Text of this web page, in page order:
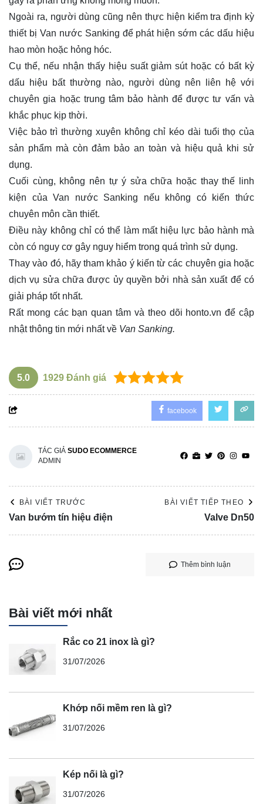
Ngoài ra, người dùng cũng nên thực hiện kiểm tra định kỳ
thiết bị Van nước Sanking để phát hiện sớm các dấu hiệu
hao mòn hoặc hỏng hóc.
Cụ thể, nếu nhận thấy hiệu suất giảm sút hoặc có bất kỳ
dấu hiệu bất thường nào, người dùng nên liên hệ với
chuyên gia hoặc trung tâm bảo hành để được tư vấn và
khắc phục kịp thời.
Việc bảo trì thường xuyên không chỉ kéo dài tuổi thọ của
sản phẩm mà còn đảm bảo an toàn và hiệu quả khi sử
dụng.
Cuối cùng, không nên tự ý sửa chữa hoặc thay thế linh
kiện của Van nước Sanking nếu không có kiến thức
chuyên môn cần thiết.
Điều này không chỉ có thể làm mất hiệu lực bảo hành mà
còn có nguy cơ gây nguy hiểm trong quá trình sử dụng.
Thay vào đó, hãy tham khảo ý kiến từ các chuyên gia hoặc
dịch vụ sửa chữa được ủy quyền bởi nhà sản xuất để có
giải pháp tốt nhất.
Rất mong các bạn quan tâm và theo dõi honto.vn để cập
nhật thông tin mới nhất về Van Sanking.
5.0 1929 Đánh giá
facebook
TÁC GIẢ SUDO ECOMMERCE
ADMIN
BÀI VIẾT TRƯỚC
Van bướm tín hiệu điện
BÀI VIẾT TIẾP THEO
Valve Dn50
Thêm bình luận
Bài viết mới nhất
Rắc co 21 inox là gì?
31/07/2026
Khớp nối mềm ren là gì?
31/07/2026
Kép nối là gì?
31/07/2026